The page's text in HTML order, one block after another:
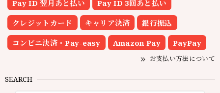
Pay ID 翌月あと払い
Pay ID 3回あと払い
クレジットカード キャリア決済 銀行振込
コンビニ決済・Pay-easy Amazon Pay PayPay
お支払い方法について
SEARCH